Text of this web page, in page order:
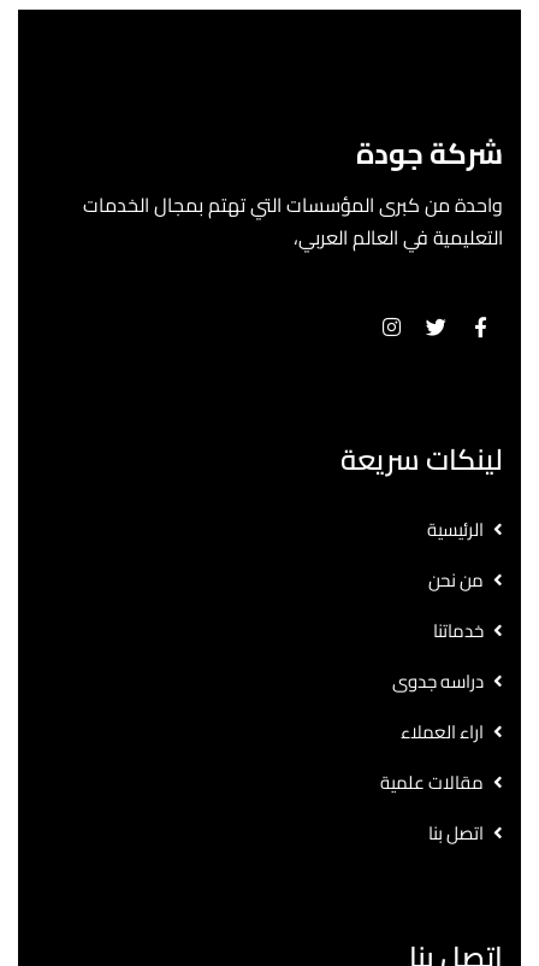
شركة جودة
واحدة من كبرى المؤسسات التي تهتم بمجال الخدمات
التعليمية في العالم العربي،
لينكات سريعة
الرئيسية
من نحن
خدماتنا
دراسه جدوى
اراء العملاء
مقالات علمية
اتصل بنا